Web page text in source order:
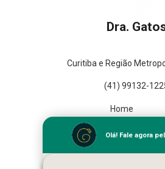
Dra.
Curitiba e Região
(41) 99132-
Home
Missão
Serviços
Olá! Fale agora